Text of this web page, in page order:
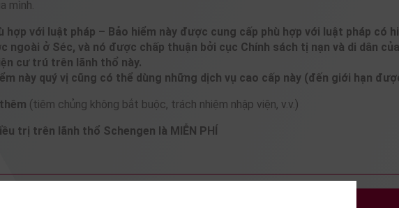
mình.
hợp với luật pháp – Bảo hiểm này được cung cấp phù hợp với luật pháp có
ngoài ở Séc, và nó được chấp thuận bởi cục Chính sách tị nạn và di dân
cư trú trên lãnh thổ này.
này quý vị cũng có thể dùng những dịch vụ cao cấp này (đến giới hạn
(tiêm chủng không bắt buộc, trách nhiệm nhập viện, v.v.)
trị trên lãnh thổ Schengen là MIỄN PHÍ